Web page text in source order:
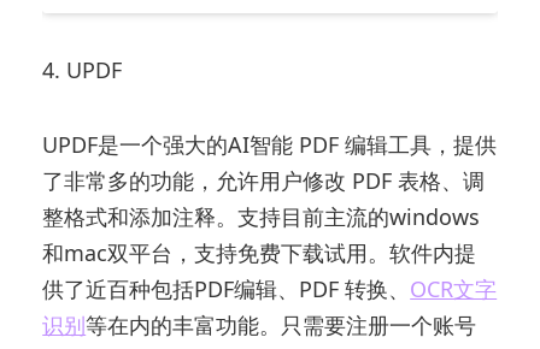
4. UPDF
UPDF是一个强大的AI智能 PDF 编辑工具，提供
了非常多的功能，允许用户修改 PDF 表格、调
整格式和添加注释。支持目前主流的windows
和mac双平台，支持免费下载试用。软件内提
供了近百种包括PDF编辑、PDF 转换、 OCR文字
识别等在内的丰富功能。只需要注册一个账号